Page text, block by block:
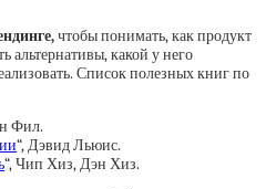
чтобы понимать, как продукт
альтернативы, какой у него
Список полезных книг по
Фил.
“, Дэвид Льюис.
“, Чип Хиз, Дэн Хиз.